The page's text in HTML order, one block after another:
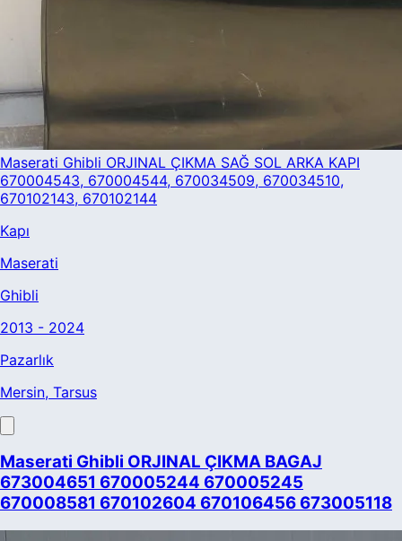
Maserati Ghibli ORJINAL ÇIKMA SAĞ SOL ARKA KAPI
670004543, 670004544, 670034509, 670034510,
670102143, 670102144
Kapı
Maserati
Ghibli
2013 - 2024
Pazarlık
Mersin, Tarsus
Maserati Ghibli ORJINAL ÇIKMA BAGAJ
673004651 670005244 670005245
670008581 670102604 670106456 673005118